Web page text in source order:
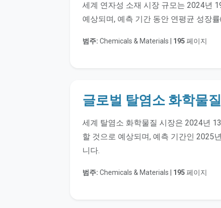
세계 연자성 소재 시장 규모는 2024년
예상되며, 예측 기간 동안 연평균 성장률
범주: Chemicals & Materials | 195 페이지
글로벌 탈염소 화학물
세계 탈염소 화학물질 시장은 2024년
할 것으로 예상되며, 예측 기간인 2025
니다.
범주: Chemicals & Materials | 195 페이지